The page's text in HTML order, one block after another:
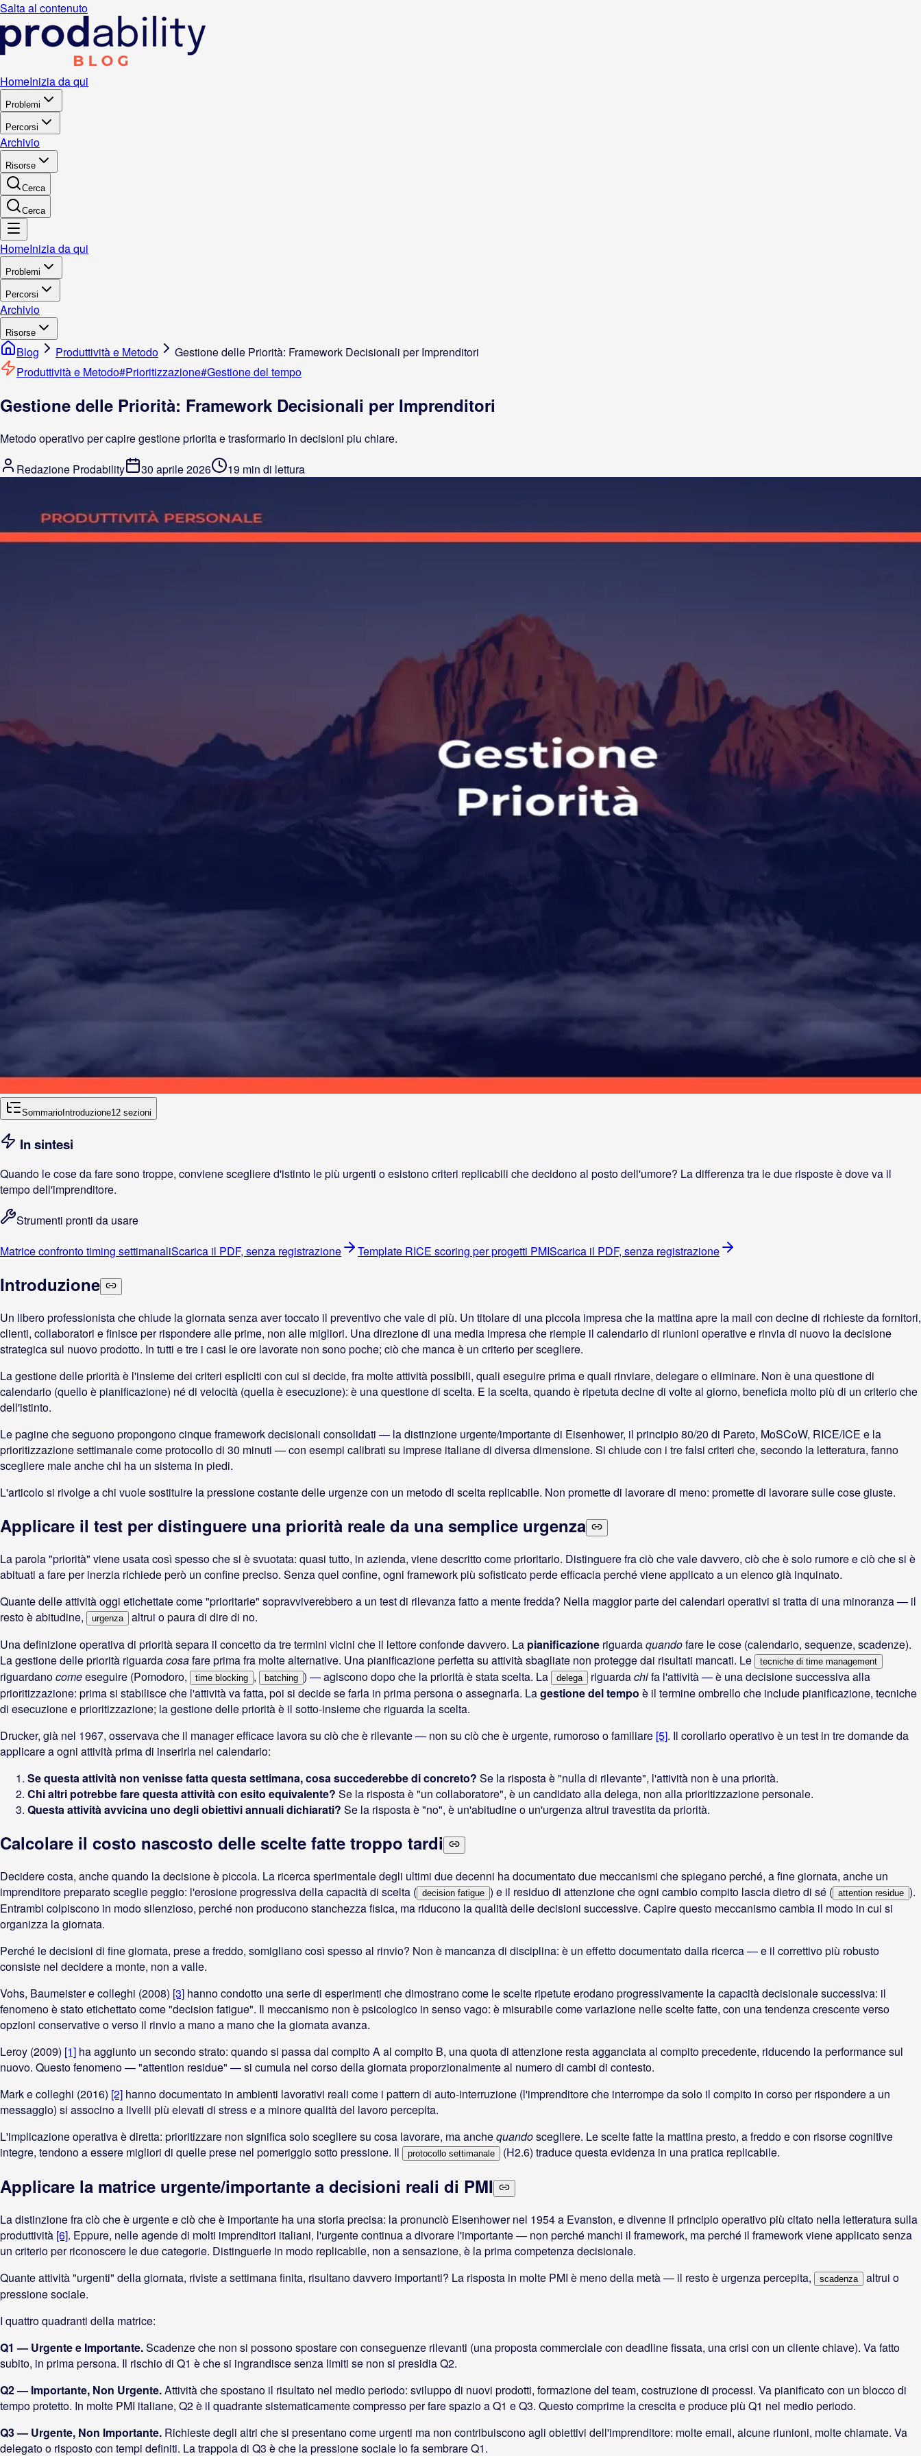
Salta al contenuto
HomeInizia da qui
Problemi
Percorsi
Archivio
Risorse
Cerca
Cerca
HomeInizia da qui
Problemi
Percorsi
Archivio
Risorse
Blog Produttività e Metodo
Gestione delle Priorità: Framework Decisionali per Imprenditori
Produttività e Metodo#Prioritizzazione#Gestione del tempo
Gestione delle Priorità: Framework Decisionali per Imprenditori
Metodo operativo per capire gestione priorita e trasformarlo in decisioni piu chiare.
Redazione Prodability
30 aprile 2026 19 min di lettura
Sommario Introduzione12 sezioni
In sintesi
Quando le cose da fare sono troppe, conviene scegliere d'istinto le più urgenti o esistono criteri replicabili che decidono al posto dell'umore? La differenza tra le due risposte è dove va il
tempo dell'imprenditore.
Strumenti pronti da usare
Matrice confronto timing settimanaliScarica il PDF, senza registrazione Template RICE scoring per progetti PMIScarica il PDF, senza registrazione
Introduzione
Un libero professionista che chiude la giornata senza aver toccato il preventivo che vale di più. Un titolare di una piccola impresa che la mattina apre la mail con decine di richieste da fornitori,
clienti, collaboratori e finisce per rispondere alle prime, non alle migliori. Una direzione di una media impresa che riempie il calendario di riunioni operative e rinvia di nuovo la decisione
strategica sul nuovo prodotto. In tutti e tre i casi le ore lavorate non sono poche; ciò che manca è un criterio per scegliere.
La gestione delle priorità è l'insieme dei criteri espliciti con cui si decide, fra molte attività possibili, quali eseguire prima e quali rinviare, delegare o eliminare. Non è una questione di
calendario (quello è pianificazione) né di velocità (quella è esecuzione): è una questione di scelta. E la scelta, quando è ripetuta decine di volte al giorno, beneficia molto più di un criterio che
dell'istinto.
Le pagine che seguono propongono cinque framework decisionali consolidati — la distinzione urgente/importante di Eisenhower, il principio 80/20 di Pareto, MoSCoW, RICE/ICE e la
prioritizzazione settimanale come protocollo di 30 minuti — con esempi calibrati su imprese italiane di diversa dimensione. Si chiude con i tre falsi criteri che, secondo la letteratura, fanno
scegliere male anche chi ha un sistema in piedi.
L'articolo si rivolge a chi vuole sostituire la pressione costante delle urgenze con un metodo di scelta replicabile. Non promette di lavorare di meno: promette di lavorare sulle cose giuste.
Applicare il test per distinguere una priorità reale da una semplice urgenza
La parola "priorità" viene usata così spesso che si è svuotata: quasi tutto, in azienda, viene descritto come prioritario. Distinguere fra ciò che vale davvero, ciò che è solo rumore e ciò che si è
abituati a fare per inerzia richiede però un confine preciso. Senza quel confine, ogni framework più sofisticato perde efficacia perché viene applicato a un elenco già inquinato.
Quante delle attività oggi etichettate come "prioritarie" sopravviverebbero a un test di rilevanza fatto a mente fredda? Nella maggior parte dei calendari operativi si tratta di una minoranza — il
resto è abitudine,
urgenza
altrui o paura di dire di no.
Una definizione operativa di priorità separa il concetto da tre termini vicini che il lettore confonde davvero. La pianificazione riguardaquandofare le cose (calendario, sequenze, scadenze).
La gestione delle priorità riguardacosafare prima fra molte alternative. Una pianificazione perfetta su attività sbagliate non protegge dai risultati mancati. Le tecniche di time management
riguardanocomeeseguire (Pomodoro, time blocking , batching ) — agiscono dopo che la priorità è stata scelta. La delega riguardachifa l'attività — è una decisione successiva alla
prioritizzazione: prima si stabilisce che l'attività va fatta, poi si decide se farla in prima persona o assegnarla. Lagestione del tempo è il termine ombrello che include pianificazione, tecniche
di esecuzione e prioritizzazione; la gestione delle priorità è il sotto-insieme che riguarda la scelta.
Drucker, già nel 1967, osservava che il manager efficace lavora su ciò che è rilevante — non su ciò che è urgente, rumoroso o familiare [5]. Il corollario operativo è un test in tre domande da
applicare a ogni attività prima di inserirla nel calendario:
Se questa attività non venisse fatta questa settimana, cosa succederebbe di concreto? Se la risposta è "nulla di rilevante", l'attività non è una priorità.
Chi altri potrebbe fare questa attività con esito equivalente? Se la risposta è "un collaboratore", è un candidato alla delega, non alla prioritizzazione personale.
Questa attività avvicina uno degli obiettivi annuali dichiarati? Se la risposta è "no", è un'abitudine o un'urgenza altrui travestita da priorità.
Calcolare il costo nascosto delle scelte fatte troppo tardi
Decidere costa, anche quando la decisione è piccola. La ricerca sperimentale degli ultimi due decenni ha documentato due meccanismi che spiegano perché, a fine giornata, anche un
imprenditore preparato sceglie peggio: l'erosione progressiva della capacità di scelta ( decision fatigue ) e il residuo di attenzione che ogni cambio compito lascia dietro di sé ( attention residue ).
Entrambi colpiscono in modo silenzioso, perché non producono stanchezza fisica, ma riducono la qualità delle decisioni successive. Capire questo meccanismo cambia il modo in cui si
organizza la giornata.
Perché le decisioni di fine giornata, prese a freddo, somigliano così spesso al rinvio? Non è mancanza di disciplina: è un effetto documentato dalla ricerca — e il correttivo più robusto
consiste nel decidere a monte, non a valle.
Vohs, Baumeister e colleghi (2008) [3] hanno condotto una serie di esperimenti che dimostrano come le scelte ripetute erodano progressivamente la capacità decisionale successiva: il
fenomeno è stato etichettato come "decision fatigue". Il meccanismo non è psicologico in senso vago: è misurabile come variazione nelle scelte fatte, con una tendenza crescente verso
opzioni conservative o verso il rinvio a mano a mano che la giornata avanza.
Leroy (2009) [1] ha aggiunto un secondo strato: quando si passa dal compito A al compito B, una quota di attenzione resta agganciata al compito precedente, riducendo la performance sul
nuovo. Questo fenomeno — "attention residue" — si cumula nel corso della giornata proporzionalmente al numero di cambi di contesto.
Mark e colleghi (2016) [2] hanno documentato in ambienti lavorativi reali come i pattern di auto-interruzione (l'imprenditore che interrompe da solo il compito in corso per rispondere a un
messaggio) si associno a livelli più elevati di stress e a minore qualità del lavoro percepita.
L'implicazione operativa è diretta: prioritizzare non significa solo scegliere su cosa lavorare, ma anchequandoscegliere. Le scelte fatte la mattina presto, a freddo e con risorse cognitive
integre, tendono a essere migliori di quelle prese nel pomeriggio sotto pressione. Il
protocollo settimanale (H2.6) traduce questa evidenza in una pratica replicabile.
Applicare la matrice urgente/importante a decisioni reali di PMI
La distinzione fra ciò che è urgente e ciò che è importante ha una storia precisa: la pronunciò Eisenhower nel 1954 a Evanston, e divenne il principio operativo più citato nella letteratura sulla
produttività [6]. Eppure, nelle agende di molti imprenditori italiani, l'urgente continua a divorare l'importante — non perché manchi il framework, ma perché il framework viene applicato senza
un criterio per riconoscere le due categorie. Distinguerle in modo replicabile, non a sensazione, è la prima competenza decisionale.
Quante attività "urgenti" della giornata, riviste a settimana finita, risultano davvero importanti? La risposta in molte PMI è meno della metà — il resto è urgenza percepita,
scadenza
altrui o
pressione sociale.
I quattro quadranti della matrice:
Q1 — Urgente e Importante.Scadenze che non si possono spostare con conseguenze rilevanti (una proposta commerciale con deadline fissata, una crisi con un cliente chiave). Va fatto
subito, in prima persona. Il rischio di Q1 è che si ingrandisce senza limiti se non si presidia Q2.
Q2 — Importante, Non Urgente.Attività che spostano il risultato nel medio periodo: sviluppo di nuovi prodotti, formazione del team, costruzione di processi. Va pianificato con un blocco di
tempo protetto. In molte PMI italiane, Q2 è il quadrante sistematicamente compresso per fare spazio a Q1 e Q3. Questo comprime la crescita e produce più Q1 nel medio periodo.
Q3 — Urgente, Non Importante. Richieste degli altri che si presentano come urgenti ma non contribuiscono agli obiettivi dell'imprenditore: molte email, alcune riunioni, molte chiamate. Va
delegato o risposto con tempi definiti. La trappola di Q3 è che la pressione sociale lo fa sembrare Q1.